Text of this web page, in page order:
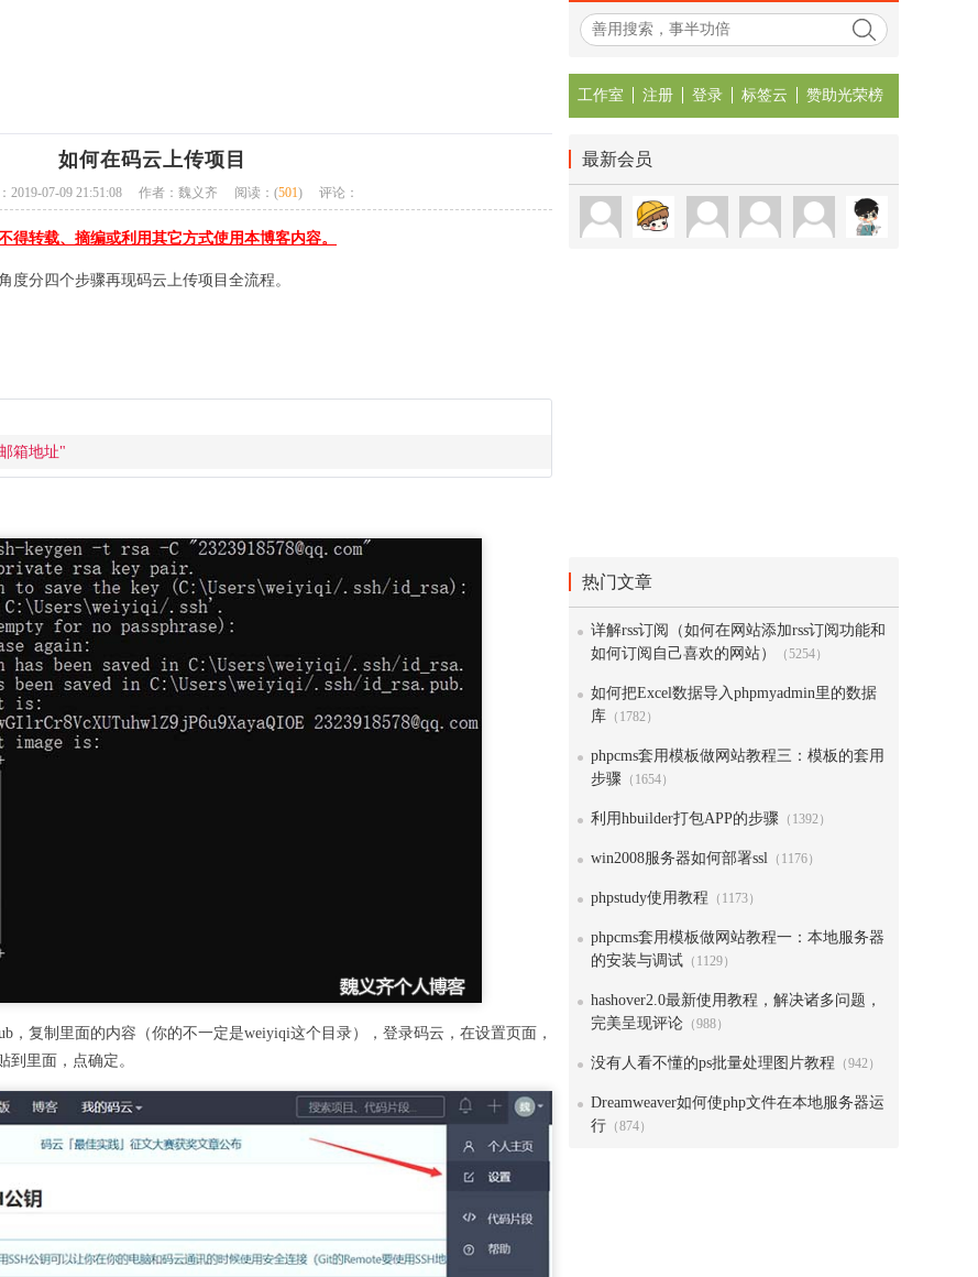
如何在码云上传项目
2019-07-09 21:51:08 作者：魏义齐 阅读：(501) 评论：
得转载、摘编或利用其它方式使用本博客内容。
度分四个步骤再现码云上传项目全流程。
箱地址"
，复制里面的内容（你的不一定是weiyiqi这个目录），登录码云，在设置页面，
到里面，点确定。
工作室 注册 登录 标签云 赞助光荣榜
最新会员
热门文章
详解rss订阅（如何在网站添加rss订阅功能和
如何订阅自己喜欢的网站）
（5254）
如何把Excel数据导入phpmyadmin里的数据
库 （1782）
phpcms套用模板做网站教程三：模板的套用
步骤 （1654）
利用hbuilder打包APP的步骤 （1392）
win2008服务器如何部署ssl （1176）
phpstudy使用教程 （1173）
phpcms套用模板做网站教程一：本地服务器
的安装与调试 （1129）
hashover2.0最新使用教程，解决诸多问题，
完美呈现评论 （988）
没有人看不懂的ps批量处理图片教程 （942）
Dreamweaver如何使php文件在本地服务器运
行 （874）